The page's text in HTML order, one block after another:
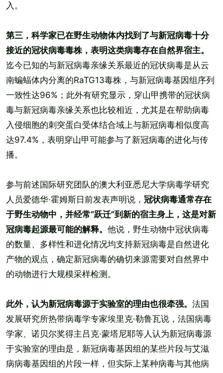
入。
第三，科学家已在野生动物体内找到了与新冠病毒十分
接近的冠状病毒毒株，表明这类病毒存在自然界宿主。
迄今已知的与新冠病毒亲缘关系最近的冠状病毒是从云
南蝙蝠体内分离的RaTG13毒株，与新冠病毒基因组序列
一致性达96%；此外有研究显示，穿山甲携带的冠状病
毒与新冠病毒亲缘关系也比较相近，尤其是在帮助病毒
入侵细胞的刺突蛋白受体结合域上与新冠病毒相似度高
达97.4%，表明穿山甲可能参与了新冠病毒的进化与传
播。
参与前述国际研究团队的澳大利亚悉尼大学病毒学研究
人员爱德华·霍姆斯日前发表声明说， 冠状病毒通常存在
于野生动物中，并经常“跃迁”到新的宿主身上，这是对新
冠病毒起源最可能的解释。 他说，野生动物中冠状病毒
的数量、多样性和进化情况均支持新冠病毒是自然进化
产物的观点，确定新冠病毒的确切来源需要对自然界中
的动物进行大规模采样检测。
此外，认为新冠病毒源于实验室的理由也很牵强。 法国
发展研究所热带病毒学专家埃里克·勒鲁瓦说，法国病毒
学家、诺贝尔奖得主吕克·蒙塔尼耶等人认为新冠病毒源
于实验室的理由是，新冠病毒基因组的某些片段与艾滋
病病毒基因组的片段一样，但实际上某种病毒与其他病